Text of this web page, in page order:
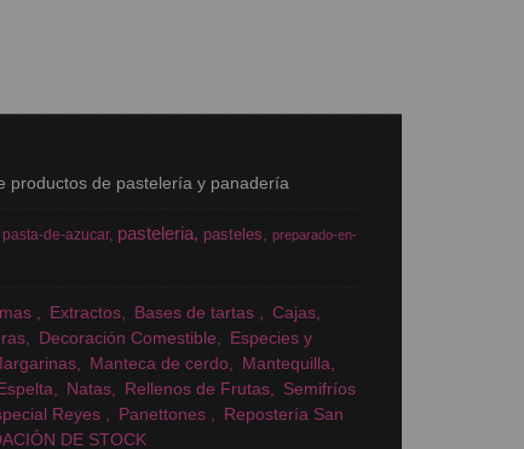
productos de pastelería y panadería
pasta-de-azucar pasteleria pasteles
preparado-en-
Extractos Bases de tartas
Cajas
Decoración Comestible
Especies y
Manteca de cerdo
Mantequilla
Natas Rellenos de Frutas
Semifríos
Reyes Panettones
Repostería San
DE STOCK